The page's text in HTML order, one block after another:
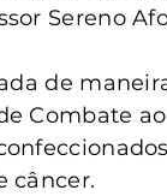
Sereno
de
Combate
câncer.